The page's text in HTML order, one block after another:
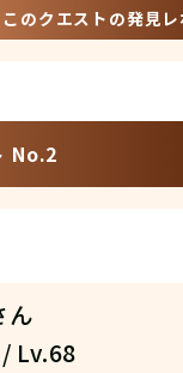
このクエストの発見
No.2
ん
Lv.68